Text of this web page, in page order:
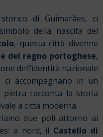
di Guimarães, ci
della nascita del
, questa città divenne
del regno portoghese,
dell’identità nazionale
accompagnano in un
racconta la storia
a città moderna.
due poli attorno ai
a nord, il Castello di